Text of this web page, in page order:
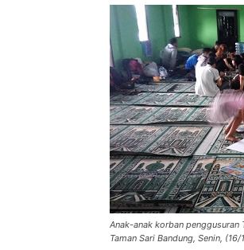
Anak-anak korban penggusuran
Taman Sari Bandung, Senin,